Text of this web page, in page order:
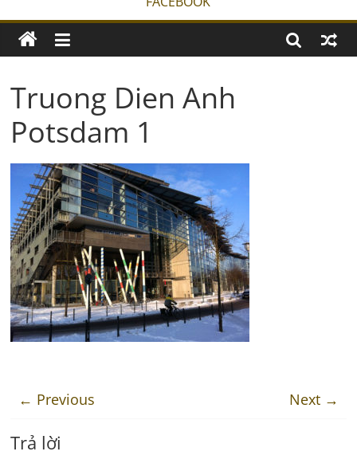
Truong Dien Anh
Potsdam 1
← Previous Next →
Trả lời